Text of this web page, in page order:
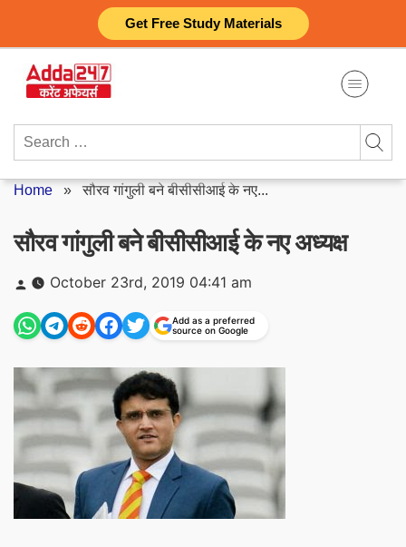
Get Free Study Materials
content
Search
Home »सौरव गांगुली बने बीसीसीआई के नए...
सौरव गांगुली बने बीसीसीआई के नए अध्यक्ष
Posted
by
October 23rd, 2019 04:41 am
Add as a preferred
source on Google